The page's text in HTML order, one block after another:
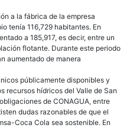
a la fábrica de la empresa
tenía 116,729 habitantes. En
a 185,917, es decir, entre un
flotante. Durante este periodo
aumentado de manera
públicamente disponibles y
recursos hídricos del Valle de San
de CONAGUA, entre
dudas razonables de que el
Coca Cola sea sostenible. En